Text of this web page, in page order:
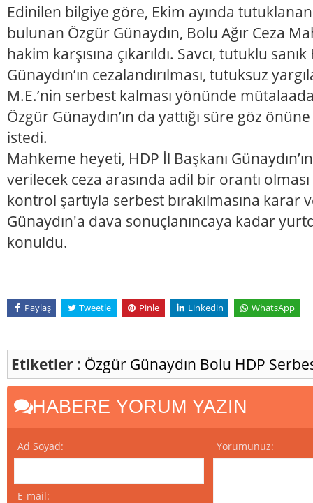
Edinilen bilgiye göre, Ekim ayında
bulunan Özgür Günaydın, Bolu Ağır Ceza
hakim karşısına çıkarıldı. Savcı, tutuklu
Günaydın’ın cezalandırılması, tutuksuz
M.E.’nin serbest kalması yönünde
Özgür Günaydın’ın da yattığı süre göz
istedi.
Mahkeme heyeti, HDP İl Başkanı
verilecek ceza arasında adil bir orantı
kontrol şartıyla serbest bırakılmasına karar
Günaydın'a dava sonuçlanıncaya kadar
konuldu.
Paylaş Tweetle Pinle Linkedin WhatsApp
Etiketler : Özgür Günaydın Bolu HDP
HABERE YORUM YAZIN
Ad Soyad:
E-mail:
Yorumunuz: